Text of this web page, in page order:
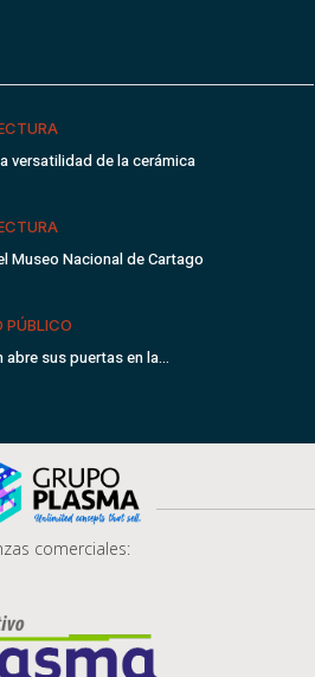
versatilidad de la cerámica
Museo Nacional de Cartago
PÚBLICO
abre sus puertas en la…
comerciales: